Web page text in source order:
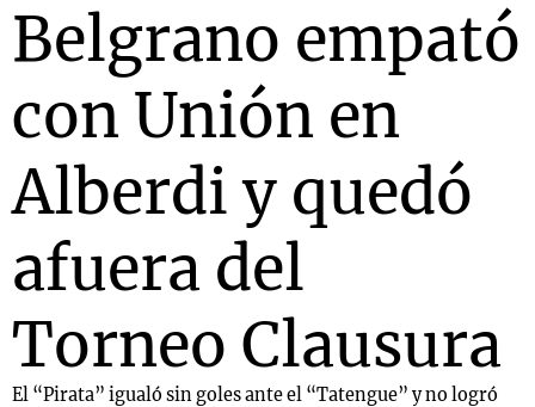
Belgrano empató
con Unión en
Alberdi y quedó
afuera del
Torneo Clausura
El “Pirata” igualó sin goles ante el “Tatengue” y no logró